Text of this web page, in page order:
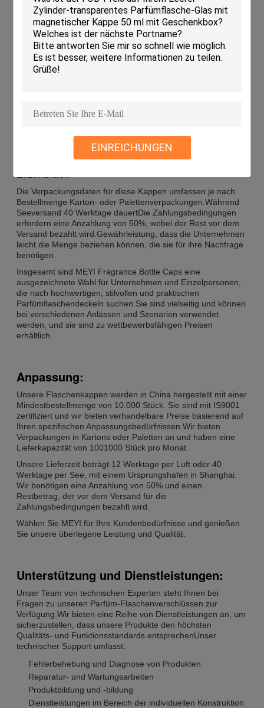
EINREICHUNGEN
Anwendungen:
Die MEYI Fragrance Bottle Caps sind so konzipiert, dass sie
perfekt auf runde Parfümflaschen passen, die mit einem
krümmigen Hals verarbeitet sind.die die Ästhetik der Flasche
Gebrauch, sowie für Geschenke, Veranstaltungen und
Werbezwecke.Sie eignen sich auch für Unternehmen in der
Die Verpackungsdaten für diese Kappen umfassen je nach
Bestellmenge Karton- oder Palettenverpackungen.Während
Seeversand 40 Werktage dauertDie Zahlungsbedingungen
erfordern eine Anzahlung von 50%, wobei der Rest vor dem
Versand bezahlt wird.Gewährleistung, dass die Unternehmen
leicht die Menge beziehen können, die sie für ihre Nachfrage
benötigen.
Insgesamt sind MEYI Fragrance Bottle Caps eine
ausgezeichnete Wahl für Unternehmen und Einzelpersonen,
die nach hochwertigen, stilvollen und praktischen
Parfümflaschendeckeln suchen.Sie sind vielseitig und können
bei verschiedenen Anlässen und Szenarien verwendet
werden, und sie sind zu wettbewerbsfähigen Preisen
erhältlich.
Anpassung:
Unsere Flaschenkappen werden in China hergestellt mit einer
Mindestbestellmenge von 10.000 Stück. Sie sind mit IS9001
zertifiziert und wir bieten verhandelbare Preise basierend auf
Ihren spezifischen Anpassungsbedürfnissen.Wir bieten
Verpackungen in Kartons oder Paletten an und haben eine
Lieferkapazität von 1001000 Stück pro Monat.
Unsere Lieferzeit beträgt 12 Werktage per Luft oder 40
Werktage per See, mit einem Ursprungshafen in Shanghai.
Wir benötigen eine Anzahlung von 50% und einen
Restbetrag, der vor dem Versand für die
Zahlungsbedingungen bezahlt wird.
Wählen Sie MEYI für Ihre Kundenbedürfnisse und genießen
Sie unsere überlegene Leistung und Qualität.
Unterstützung und Dienstleistungen:
Unser Team von technischen Experten steht Ihnen bei
Fragen zu unseren Parfüm-Flaschenverschlüssen zur
Verfügung.Wir bieten eine Reihe von Dienstleistungen an, um
sicherzustellen, dass unsere Produkte den höchsten
Qualitäts- und Funktionsstandards entsprechenUnser
technischer Support umfasst:
Fehlerbehebung und Diagnose von Produkten
Reparatur- und Wartungsarbeiten
Produktbildung und -bildung
Dienstleistungen im Bereich der individuellen Konstruktion